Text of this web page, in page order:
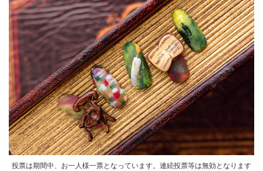
投票は期間中、お一人様一票となっています。連続投票等は無効となります